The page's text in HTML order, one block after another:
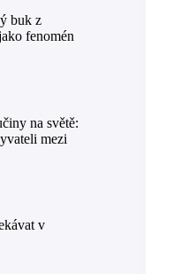
buk z
fenomén
na světě:
mezi
v